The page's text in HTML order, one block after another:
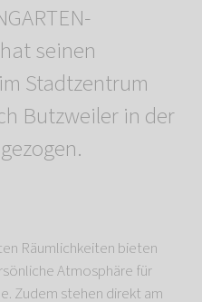
seinen
Stadtzentrum
Butzweiler in der
Räumlichkeiten bieten
Atmosphäre für
Zudem stehen direkt am